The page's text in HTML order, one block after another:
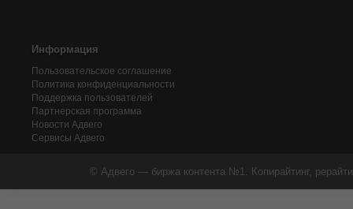
Информация
Пользовательское соглашение
Политика конфиденциальности
Поддержка пользователей
Партнерская программа
Новости Адвего
Сервисы Адвего
© Адвего — биржа контента №1. Копирайтинг,